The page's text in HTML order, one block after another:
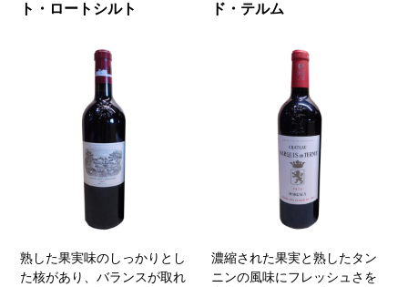
ト・ロートシルト
熟した果実味のしっかりとし
た核があり、バランスが取れ
ド・テルム
濃縮された果実と熟したタン
ニンの風味にフレッシュさを